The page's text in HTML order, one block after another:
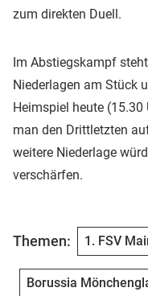
zum direkten Duell.
Im Abstiegskampf
Niederlagen am Stück
Heimspiel heute (15.30
man den Drittletzten
weitere Niederlage
verschärfen.
Themen: 1. FSV
Borussia